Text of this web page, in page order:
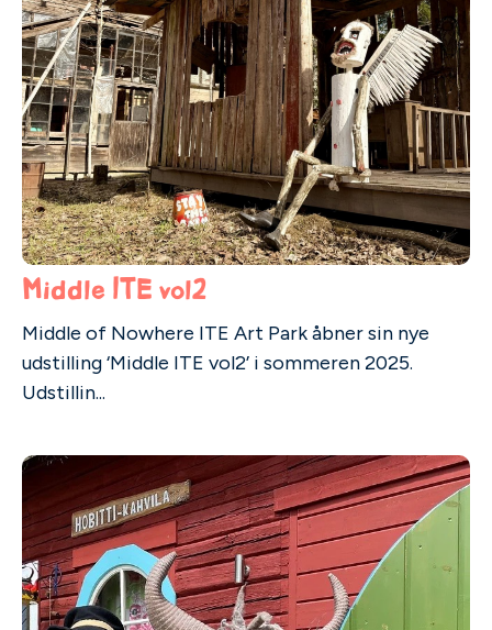
Middle ITE vol2
Middle of Nowhere ITE Art Park åbner sin nye
udstilling ‘Middle ITE vol2’ i sommeren 2025.
Udstillin...